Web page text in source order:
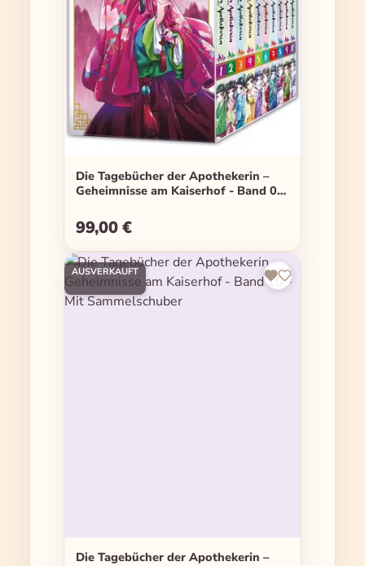
Die Tagebücher der Apothekerin –
Geheimnisse am Kaiserhof - Band 01
Regulärer Preis:
99,00 €
AUSVERKAUFT
Die Tagebücher der Apothekerin –